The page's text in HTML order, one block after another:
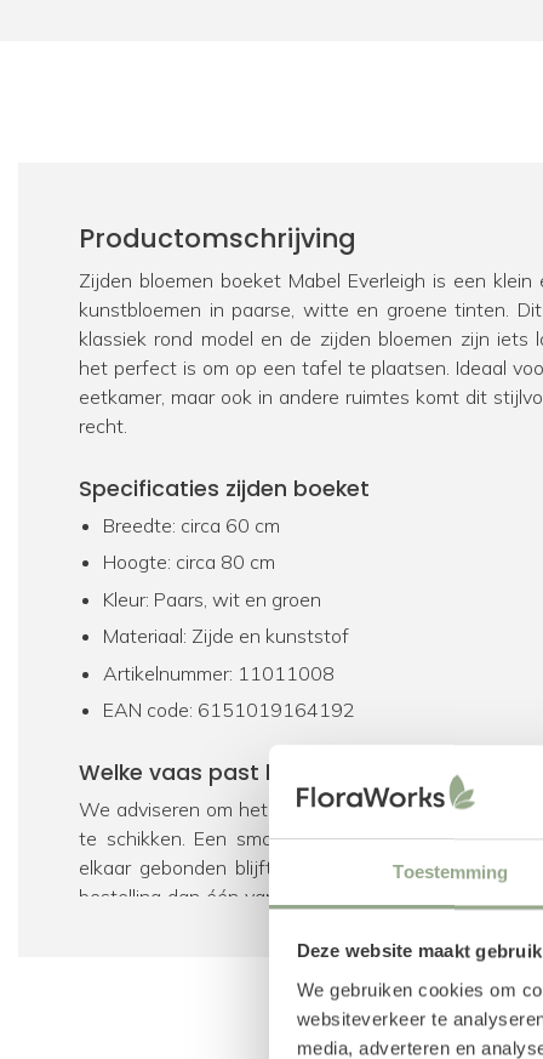
Toestemming
Deze website maakt
We gebruiken cookies om
websiteverkeer te
media, adverteren en
Productomschrijving
Zijden bloemen boeket Mabel Everleigh is een
kunstbloemen in paarse, witte en groene tinten.
klassiek rond model en de zijden bloemen zijn iets
het perfect is om op een tafel te plaatsen. Ideaal
eetkamer, maar ook in andere ruimtes komt dit
recht.
Specificaties zijden boeket
Breedte: circa 60 cm
Hoogte: circa 80 cm
Kleur: Paars, wit en groen
Materiaal: Zijde en kunststof
Artikelnummer: 11011008
EAN code: 6151019164192
Welke vaas past bij dit kunstboeket?
We adviseren om het kunstboeket in een vaas
te schikken. Een smallere hals zorgt ervoor dat
elkaar gebonden blijft. Heb je nog geen
bestelling dan één van de vazen toe, welke wij
vazente bekijken.
Voeg geur toe met parfum voor zijden